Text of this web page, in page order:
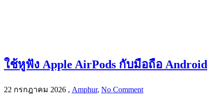
ใช้หูฟัง Apple AirPods กับมือถือ Android
22 กรกฎาคม 2026 , Amphur, No Comment